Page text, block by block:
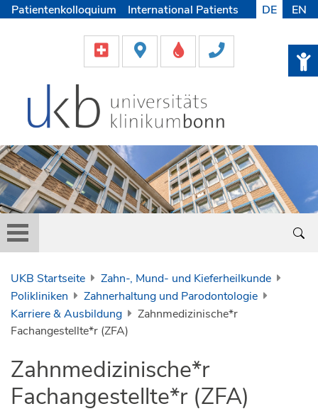
Patientenkolloquium
International Patients
Helfen & Spenden
Medien
DE EN
UKB Startseite
Zahn-, Mund- und Kieferheilkunde
Polikliniken
Zahnerhaltung und Parodontologie
Karriere & Ausbildung
Zahnmedizinische*r
Fachangestellte*r (ZFA)
Zahnmedizinische*r
Fachangestellte*r (ZFA)